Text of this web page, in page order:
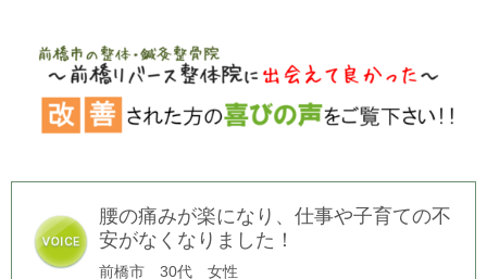
腰の痛みが楽になり、仕事や子育ての不
安がなくなりました！
前橋市 30代 女性